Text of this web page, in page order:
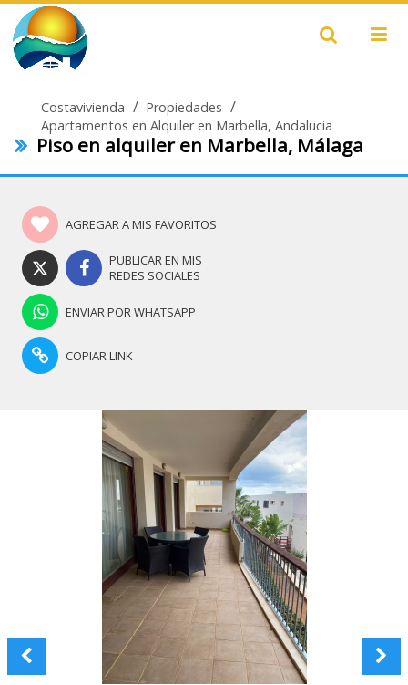
Costavivienda / Propiedades /
Apartamentos en Alquiler en Marbella, Andalucia
Piso en alquiler en Marbella, Málaga
AGREGAR A MIS FAVORITOS
PUBLICAR EN MIS
REDES SOCIALES
ENVIAR POR WHATSAPP
COPIAR LINK